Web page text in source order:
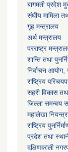
बागमती प्रदेश
संघीय मामिला
गृह मन्त्रालय
अर्थ मन्त्रालय
परराष्ट्र
शान्ति तथा
निर्वाचन आयोग,
राष्ट्रिय
सहरी विकास
जिल्ला समन्वय
महालेखा
राष्ट्रिय
प्रदेश तथा
दक्षिणकाली